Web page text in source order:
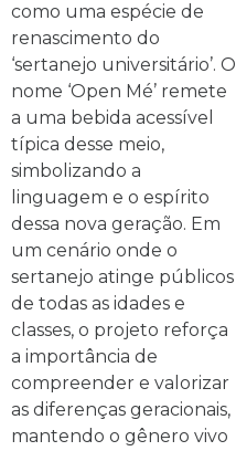
como uma espécie de
renascimento do
‘sertanejo universitário’. O
nome ‘Open Mé’ remete
a uma bebida acessível
típica desse meio,
simbolizando a
linguagem e o espírito
dessa nova geração. Em
um cenário onde o
sertanejo atinge públicos
de todas as idades e
classes, o projeto reforça
a importância de
compreender e valorizar
as diferenças geracionais,
mantendo o gênero vivo